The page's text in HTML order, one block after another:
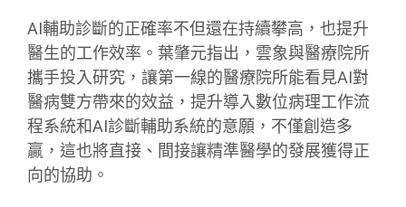
AI輔助診斷的正確率不但還在持續攀高，也提升
醫生的工作效率。葉肇元指出，雲象與醫療院所
攜手投入研究，讓第一線的醫療院所能看見AI對
醫病雙方帶來的效益，提升導入數位病理工作流
程系統和AI診斷輔助系統的意願，不僅創造多
贏，這也將直接、間接讓精準醫學的發展獲得正
向的協助。